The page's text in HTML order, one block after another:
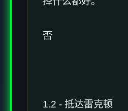
否
1.2 - 抵达雷克顿